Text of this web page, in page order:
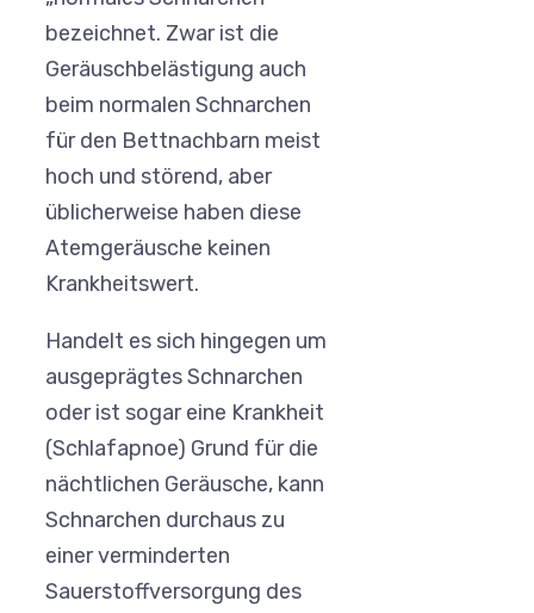
bezeichnet. Zwar ist die
Geräuschbelästigung auch
beim normalen Schnarchen
für den Bettnachbarn meist
hoch und störend, aber
üblicherweise haben diese
Atemgeräusche keinen
Krankheitswert.
Handelt es sich hingegen um
ausgeprägtes Schnarchen
oder ist sogar eine Krankheit
(Schlafapnoe) Grund für die
nächtlichen Geräusche, kann
Schnarchen durchaus zu
einer verminderten
Sauerstoffversorgung des